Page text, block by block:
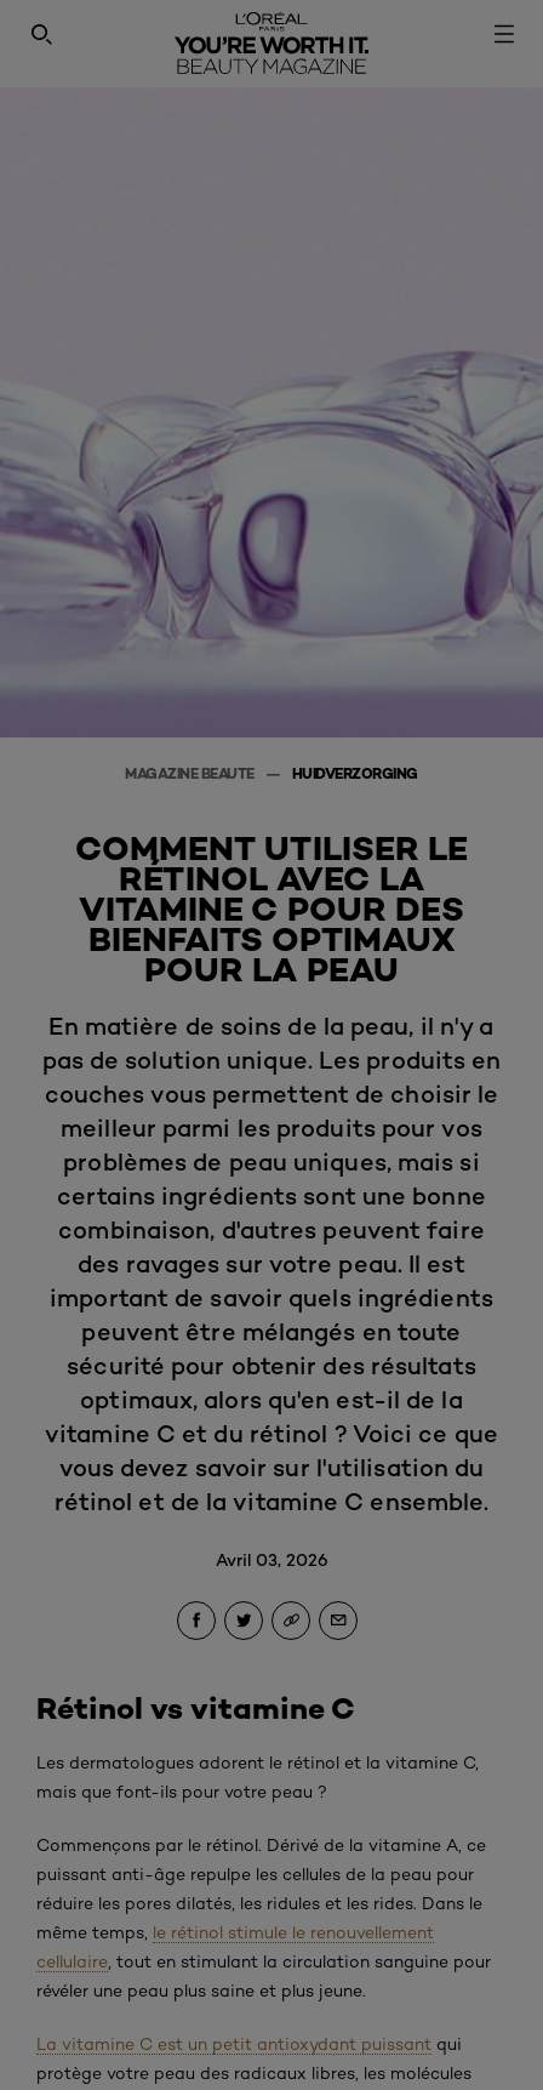
MAGAZINE BEAUTE HUIDVERZORGING
COMMENT UTILISER LE
RÉTINOL AVEC LA
VITAMINE C POUR DES
BIENFAITS OPTIMAUX
POUR LA PEAU
En matière de soins de la peau, il n'y a
pas de solution unique. Les produits en
couches vous permettent de choisir le
meilleur parmi les produits pour vos
problèmes de peau uniques, mais si
certains ingrédients sont une bonne
combinaison, d'autres peuvent faire
des ravages sur votre peau. Il est
important de savoir quels ingrédients
peuvent être mélangés en toute
sécurité pour obtenir des résultats
optimaux, alors qu'en est-il de la
vitamine C et du rétinol ? Voici ce que
vous devez savoir sur l'utilisation du
rétinol et de la vitamine C ensemble.
Avril 03, 2026
Rétinol vs vitamine C
Les dermatologues adorent le rétinol et la vitamine C,
mais que font-ils pour votre peau ?
Commençons par le rétinol. Dérivé de la vitamine A, ce
puissant anti-âge repulpe les cellules de la peau pour
réduire les pores dilatés, les ridules et les rides. Dans le
même temps, le rétinol stimule le renouvellement
cellulaire , tout en stimulant la circulation sanguine pour
révéler une peau plus saine et plus jeune.
La vitamine C est un petit antioxydant puissant qui
protège votre peau des radicaux libres, les molécules